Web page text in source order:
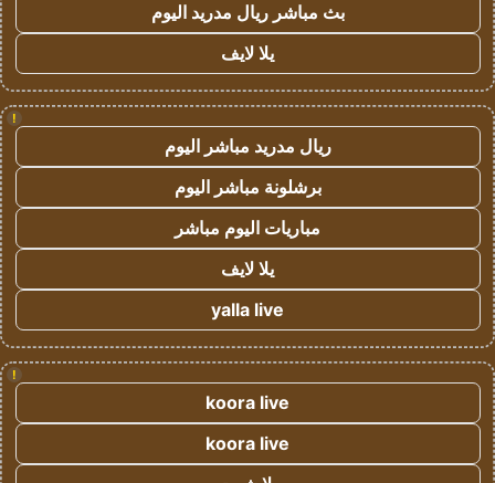
بث مباشر ريال مدريد اليوم
يلا لايف
!
ريال مدريد مباشر اليوم
برشلونة مباشر اليوم
مباريات اليوم مباشر
يلا لايف
yalla live
!
koora live
koora live